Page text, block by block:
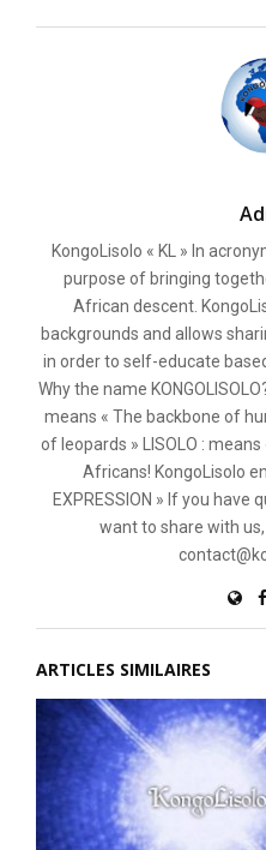
KongoLisolo « KL » In
purpose of bringing
African descent.
backgrounds and allows
in order to self-educate
Why the name
means « The backbone of
of leopards » LISOLO :
Africans! KongoLisolo
EXPRESSION » If you
want to share with
ARTICLES SIMILAIRES